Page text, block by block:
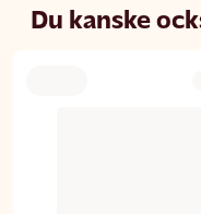
Du kanske